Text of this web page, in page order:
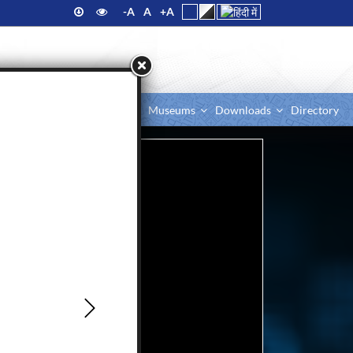
-A A +A
Museums Downloads Directory